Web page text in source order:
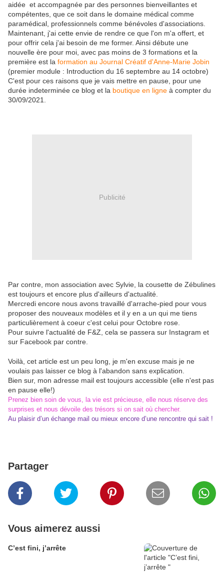
aidée et accompagnée par des personnes bienveillantes et
compétentes, que ce soit dans le domaine médical comme
paramédical, professionnels comme bénévoles d'associations.
Maintenant, j'ai cette envie de rendre ce que l'on m'a offert, et
pour offrir cela j'ai besoin de me former. Ainsi débute une
nouvelle ère pour moi, avec pas moins de 3 formations et la
première est la formation au Journal Créatif d'Anne-Marie Jobin
(premier module : Introduction du 16 septembre au 14 octobre)
C'est pour ces raisons que je vais mettre en pause, pour une
durée indeterminée ce blog et la boutique en ligne à compter du
30/09/2021.
Publicité
Par contre, mon association avec Sylvie, la cousette de Zébulines
est toujours et encore plus d'ailleurs d'actualité.
Mercredi encore nous avons travaillé d'arrache-pied pour vous
proposer des nouveaux modèles et il y en a un qui me tiens
particulièrement à coeur c'est celui pour Octobre rose.
Pour suivre l'actualité de F&Z, cela se passera sur Instagram et
sur Facebook par contre.
Voilà, cet article est un peu long, je m'en excuse mais je ne
voulais pas laisser ce blog à l'abandon sans explication.
Bien sur, mon adresse mail est toujours accessible (elle n'est pas
en pause elle!)
Prenez bien soin de vous, la vie est précieuse, elle nous réserve des
surprises et nous dévoile des trésors si on sait où chercher.
Au plaisir d’un échange mail ou mieux encore d’une rencontre qui sait !
Partager
Vous aimerez aussi
C’est fini, j’arrête